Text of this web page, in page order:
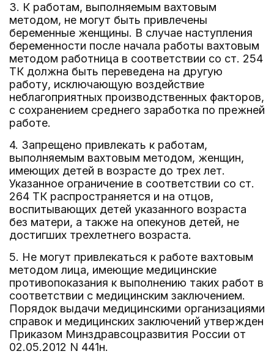
3. К работам, выполняемым вахтовым
методом, не могут быть привлечены
беременные женщины. В случае наступления
беременности после начала работы вахтовым
методом работница в соответствии со ст. 254
ТК должна быть переведена на другую
работу, исключающую воздействие
неблагоприятных производственных факторов,
с сохранением среднего заработка по прежней
работе.
4. Запрещено привлекать к работам,
выполняемым вахтовым методом, женщин,
имеющих детей в возрасте до трех лет.
Указанное ограничение в соответствии со ст.
264 ТК распространяется и на отцов,
воспитывающих детей указанного возраста
без матери, а также на опекунов детей, не
достигших трехлетнего возраста.
5. Не могут привлекаться к работе вахтовым
методом лица, имеющие медицинские
противопоказания к выполнению таких работ в
соответствии с медицинским заключением.
Порядок выдачи медицинскими организациями
справок и медицинских заключений утвержден
Приказом Минздравсоцразвития России от
02.05.2012 N 441н.